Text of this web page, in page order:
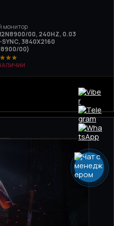
монитор
00, 240HZ, 0.03
3840Х2160
00)